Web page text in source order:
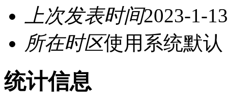
上次发表时间2023-1-
所在时区使用系统默认
统计信息